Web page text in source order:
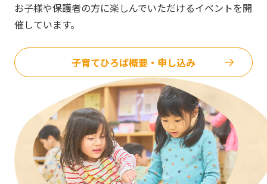
お子様や保護者の方に楽しんでいただけるイベントを開
催しています。
子育てひろば概要・申し込み